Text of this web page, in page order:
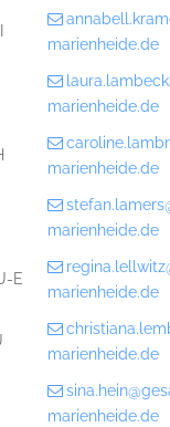
marienheide.de
marienheide.de
marienheide.de
marienheide.de
E
marienheide.de
marienheide.de
marienheide.de